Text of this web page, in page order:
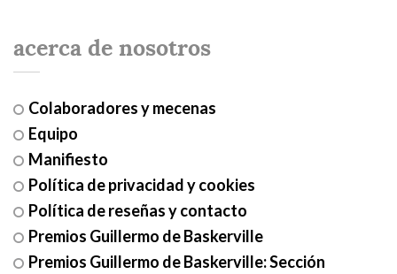
acerca de nosotros
Colaboradores y mecenas
Equipo
Manifiesto
Política de privacidad y cookies
Política de reseñas y contacto
Premios Guillermo de Baskerville
Premios Guillermo de Baskerville: Sección